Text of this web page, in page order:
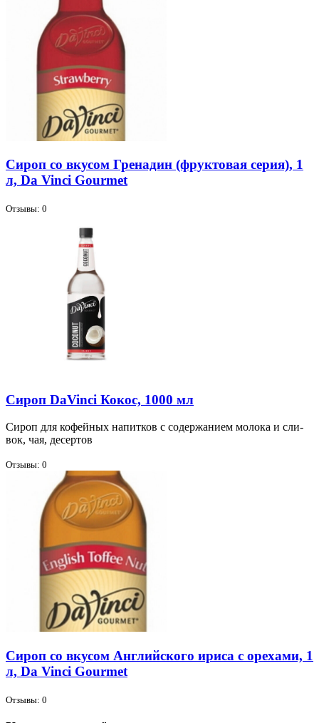
Сироп со вкусом Гренадин (фруктовая серия), 1
л, Da Vinci Gourmet
Отзывы: 0
Сироп DaVinci Кокос, 1000 мл
Си­роп для ко­фей­ных на­пит­ков с со­дер­жа­ни­ем мо­ло­ка и сли­
вок, чая, де­сер­тов
Отзывы: 0
Сироп со вкусом Английского ириса с орехами, 1
л, Da Vinci Gourmet
Отзывы: 0